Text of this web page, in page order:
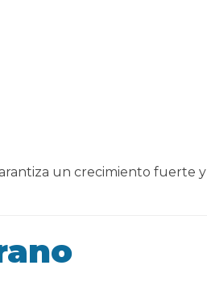
un crecimiento fuerte y